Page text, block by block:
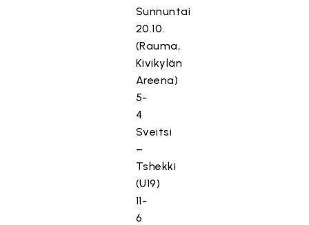
Sunnuntai
20.10.
(Rauma,
Kivikylän
Areena)
5-
4
Sveitsi
–
Tshekki
(U19)
11-
6